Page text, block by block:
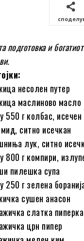
подготовка и
несолен путер
маслиново масло
550 г колбас,
ситно исечкан
лук, ситно
800 г компири,
пилешка супа
250 г зелена
сушен анасон
слатка пиперка
црн пипер